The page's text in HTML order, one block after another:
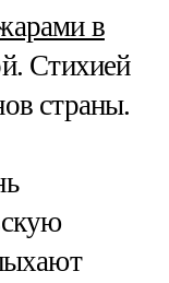
в
Стихией
страны.